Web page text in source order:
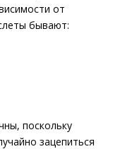
от
бывают:
поскольку
зацепиться